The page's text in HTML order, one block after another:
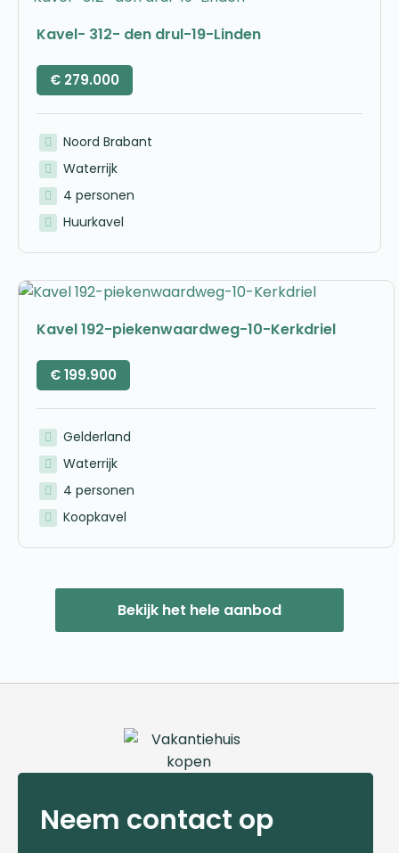
Kavel- 312- den drul-19-Linden
€ 279.000
Noord Brabant
Waterrijk
4 personen
Huurkavel
Kavel 192-piekenwaardweg-10-Kerkdriel
€199.900
Gelderland
Waterrijk
4 personen
Koopkavel
Bekijk het hele aanbod
Neem contact op